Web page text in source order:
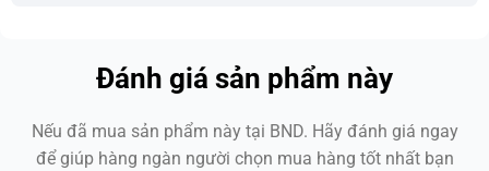
Đánh giá sản phẩm này
Nếu đã mua sản phẩm này tại BND. Hãy đánh giá ngay
để giúp hàng ngàn người chọn mua hàng tốt nhất bạn